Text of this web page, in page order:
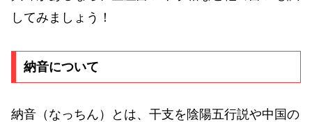
してみましょう！
納音について
納音（なっちん）とは、干支を陰陽五行説や中国の